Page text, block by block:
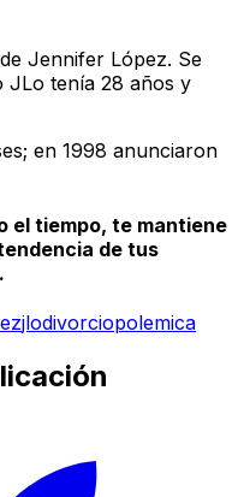
Jennifer López. Se
JLo tenía 28 años y
en 1998 anunciaron
el tiempo, te mantiene
de tus
jlodivorciopolemica